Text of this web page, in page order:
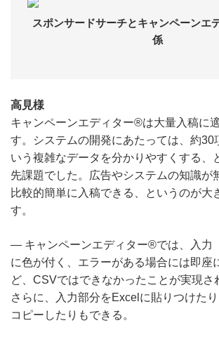
スポンサードサーチとキャンペーンエ
係
高見様
キャンペーンエディター®は大量入稿に
す。システムの開発にあたっては、約30
いう複雑なデータを分かりやすくする、
先課題でした。広告やシステムの知識が
比較的簡単に入稿できる、というのが大
す。
― キャンペーンエディター®では、入力
に色が付く、エラーがある場合には即座
ど、CSVではできなかったことが実現さ
さらに、入力部分をExcelに貼りつけた
コピーしたりもできる。